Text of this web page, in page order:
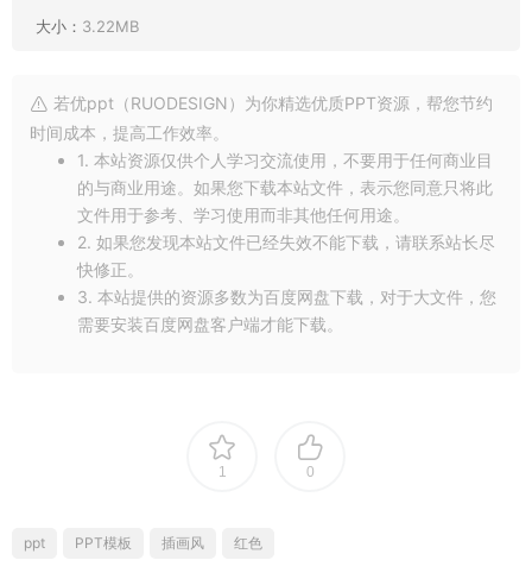
大小： 3.22MB
若优ppt（RUODESIGN）为你精选优质PPT资源，帮您节约
时间成本，提高工作效率。
1. 本站资源仅供个人学习交流使用，不要用于任何商业目
的与商业用途。如果您下载本站文件，表示您同意只将此
文件用于参考、学习使用而非其他任何用途。
2. 如果您发现本站文件已经失效不能下载，请联系站长尽
快修正。
3. 本站提供的资源多数为百度网盘下载，对于大文件，您
需要安装百度网盘客户端才能下载。
1 0
ppt PPT模板 插画风 红色